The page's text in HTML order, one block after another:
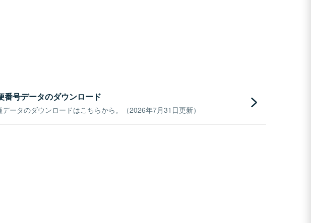
番号データのダウンロード
データのダウンロードはこちらから。（2026年7月31日更新）